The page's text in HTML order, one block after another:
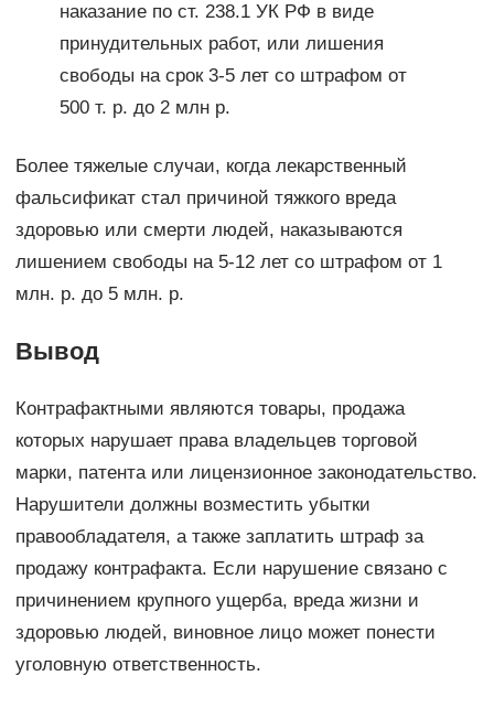
наказание по ст. 238.1 УК РФ в виде
принудительных работ, или лишения
свободы на срок 3-5 лет со штрафом от
500 т. р. до 2 млн р.
Более тяжелые случаи, когда лекарственный
фальсификат стал причиной тяжкого вреда
здоровью или смерти людей, наказываются
лишением свободы на 5-12 лет со штрафом от 1
млн. р. до 5 млн. р.
Вывод
Контрафактными являются товары, продажа
которых нарушает права владельцев торговой
марки, патента или лицензионное законодательство.
Нарушители должны возместить убытки
правообладателя, а также заплатить штраф за
продажу контрафакта. Если нарушение связано с
причинением крупного ущерба, вреда жизни и
здоровью людей, виновное лицо может понести
уголовную ответственность.